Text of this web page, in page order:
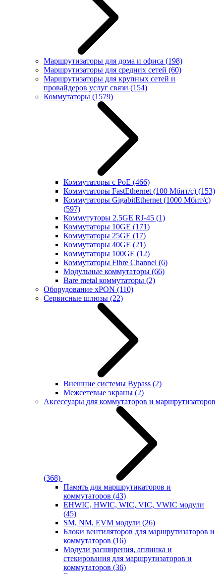
Маршрутизаторы для дома и офиса (198)
Маршрутизаторы для средних сетей (60)
Маршрутизаторы для крупных сетей и
провайдеров услуг связи (154)
Коммутаторы (1579)
Коммутаторы с PoE (466)
Коммутаторы FastEthernet (100 Мбит/с) (153)
Коммутаторы GigabitEthernet (1000 Мбит/с)
(597)
Коммутуторы 2.5GE RJ-45 (1)
Коммутаторы 10GE (171)
Коммутаторы 25GE (17)
Коммутаторы 40GE (21)
Коммутаторы 100GE (12)
Коммутаторы Fibre Channel (6)
Модульные коммутаторы (66)
Bare metal коммутаторы (2)
Оборудование xPON (110)
Сервисные шлюзы (22)
Внешние системы Bypass (2)
Межсетевые экраны (2)
Аксессуары для коммутаторов и маршрутизаторов
(368)
Память для маршрутикаторов и
коммутаторов (43)
EHWIC, HWIC, WIC, VIC, VWIC модули
(45)
SM, NM, EVM модули (26)
Блоки вентиляторов для маршрутизаторов и
коммутаторов (16)
Модули расширения, аплинка и
стекирования для маршрутизаторов и
коммутаторов (36)